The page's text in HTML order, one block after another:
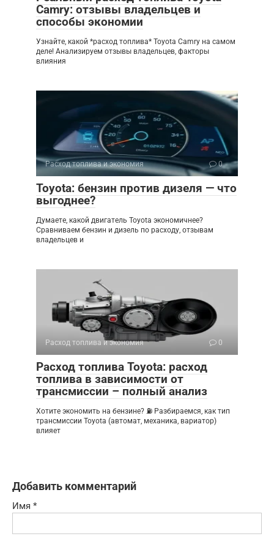
Camry: отзывы владельцев и
способы экономии
Узнайте, какой *расход топлива* Toyota Camry на самом
деле! Анализируем отзывы владельцев, факторы
влияния
Расход топлива и экономия 0
Toyota: бензин против дизеля — что
выгоднее?
Думаете, какой двигатель Toyota экономичнее?
Сравниваем бензин и дизель по расходу, отзывам
владельцев и
Расход топлива и экономия 0
Расход топлива Toyota: расход
топлива в зависимости от
трансмиссии – полный анализ
Хотите экономить на бензине? ⛽ Разбираемся, как тип
трансмиссии Toyota (автомат, механика, вариатор)
влияет
Добавить комментарий
Имя *